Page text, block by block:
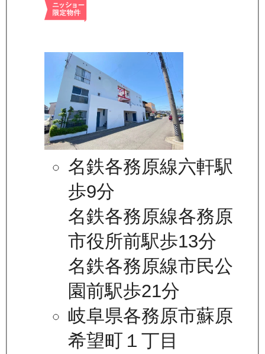
名鉄各務原線六軒駅
歩9分
名鉄各務原線各務原
市役所前駅歩13分
名鉄各務原線市民公
園前駅歩21分
岐阜県各務原市蘇原
希望町１丁目